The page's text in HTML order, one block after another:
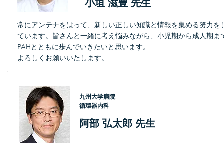
小垣 滋豊 先生
常にアンテナをはって、新しい正しい知識と情報を集める努力を
ています。皆さんと一緒に考え悩みながら、小児期から成人期ま
PAHとともに歩んでいきたいと思います。
よろしくお願いいたします。
九州大学病院
循環器内科
阿部 弘太郎 先生